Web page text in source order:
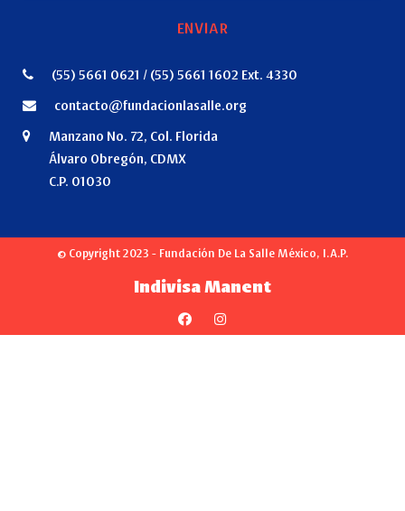
ENVIAR
(55) 5661 0621 / (55) 5661 1602 Ext. 4330
contacto@fundacionlasalle.org
Manzano No. 72, Col. Florida
Álvaro Obregón, CDMX
C.P. 01030
© Copyright 2023 - Fundación De La Salle México, I.A.P.
Indivisa Manent